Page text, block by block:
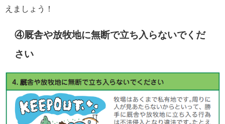
えましょう！
④厩舎や放牧地に無断で立ち入らないでくだ
さい